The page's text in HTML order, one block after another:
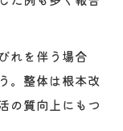
リット紹介
れを伴う場合
。整体は根本改
の質向上にもつ